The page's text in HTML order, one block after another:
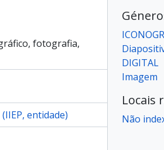
fotografia,
entidade)
DIGITAL
Imagem
Locais
Não